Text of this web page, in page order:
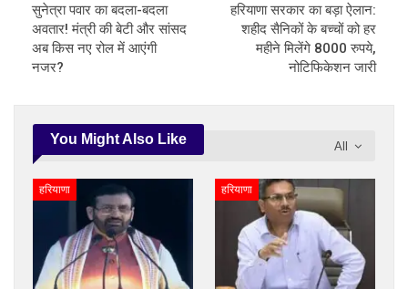
सुनेत्रा पवार का बदला-बदला
अवतार! मंत्री की बेटी और सांसद
अब किस नए रोल में आएंगी
नजर?
हरियाणा सरकार का बड़ा ऐलान:
शहीद सैनिकों के बच्चों को हर
महीने मिलेंगे 8000 रुपये,
नोटिफिकेशन जारी
All
You Might Also Like
हरियाणा हरियाणा